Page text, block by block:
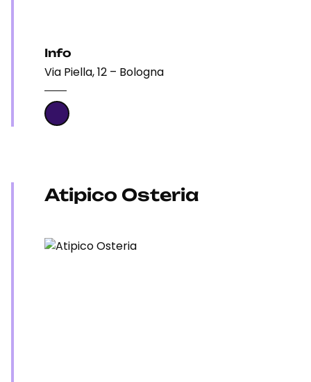
Info
Via Piella, 12 – Bologna
Atipico Osteria